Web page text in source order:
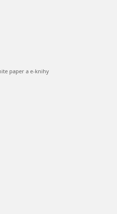
paper a e-knihy